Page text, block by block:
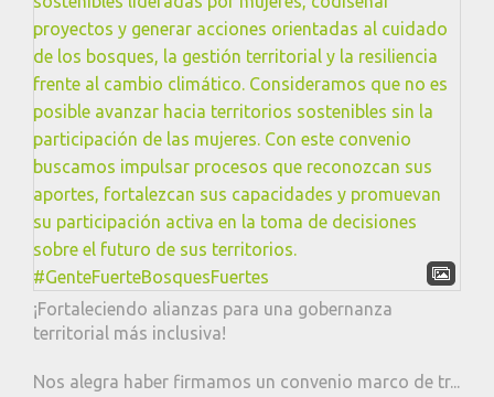
¡Fortaleciendo alianzas para una gobernanza
territorial más inclusiva!
Nos alegra haber firmamos un convenio marco de tr...